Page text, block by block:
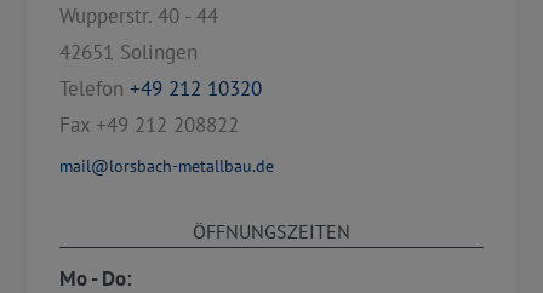
Wupperstr. 40 - 44
42651 Solingen
Telefon +49 212 10320
Fax +49 212 208822
mail@lorsbach-metallbau.de
ÖFFNUNGSZEITEN
Mo - Do: